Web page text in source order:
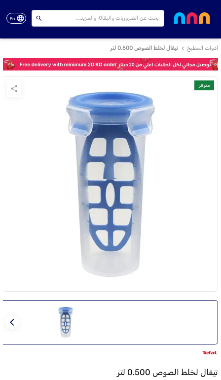
En
أدوات المطبخ تيفال لخلط الصوص 0.500 لتر
متوفر
تيفال لخلط الصوص 0.500 لتر